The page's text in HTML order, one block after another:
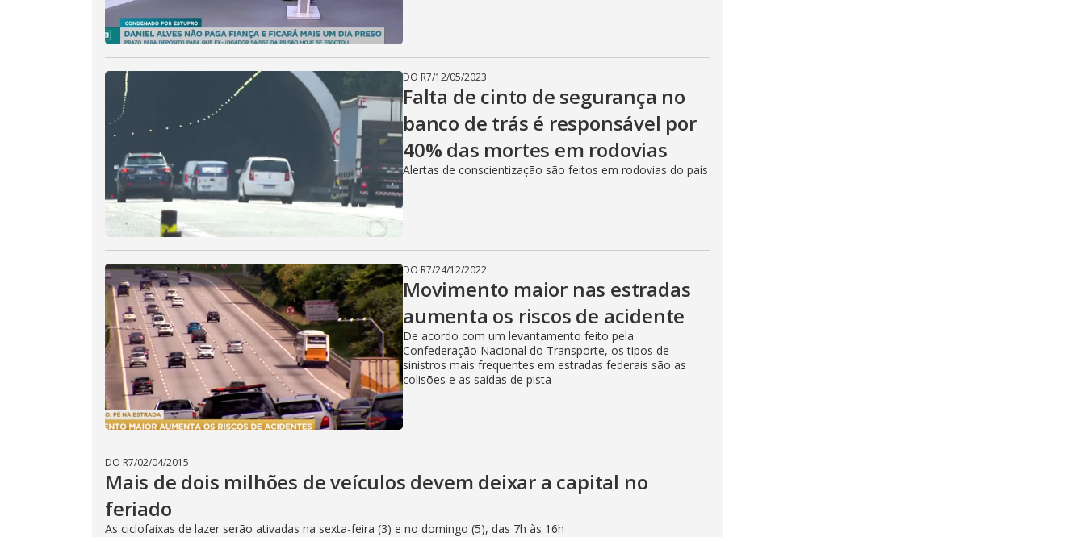
DO R7/12/05/2023
Falta de cinto de segurança no
banco de trás é responsável por
40% das mortes em rodovias
Alertas de conscientização são feitos em rodovias do país
DO R7/24/12/2022
Movimento maior nas estradas
aumenta os riscos de acidente
De acordo com um levantamento feito pela
Confederação Nacional do Transporte, os tipos de
sinistros mais frequentes em estradas federais são as
colisões e as saídas de pista
DO R7/02/04/2015
Mais de dois milhões de veículos devem deixar a capital no
feriado
As ciclofaixas de lazer serão ativadas na sexta-feira (3) e no domingo (5), das 7h às 16h